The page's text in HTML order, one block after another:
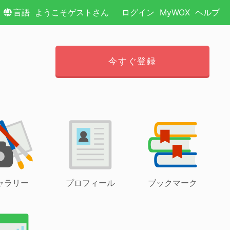
言語 ようこそゲストさん ログイン MyWOX ヘルプ
今すぐ登録
ラリー プロフィール ブックマーク